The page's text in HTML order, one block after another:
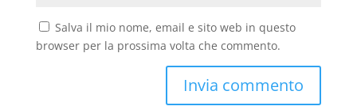
Salva il mio nome, email e sito web in questo
browser per la prossima volta che commento.